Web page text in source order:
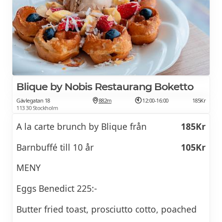
Details ansehen
Prüfung beantragen
Weitere Informationen
E-Signatur steht aus
Unterschreiben
Ablehnen
Details ansehen
Überprüfen
Kein Spam
Endgültig entfernen
Se brunchmeny >>
Blique by Nobis Restaurang Boketto
Gävlegatan 18
113 30 Stockholm
882m 12:00-16:00 185Kr
A la carte brunch by Blique från
185Kr
Barnbuffé till 10 år
105Kr
MENY
Eggs Benedict 225:-
Butter fried toast, prosciutto cotto, poached